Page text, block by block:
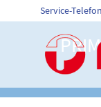
to
Service-